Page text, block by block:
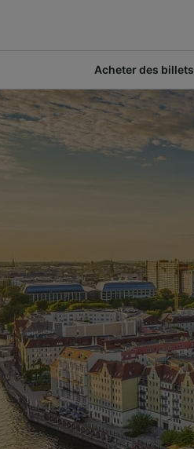
Acheter des billets